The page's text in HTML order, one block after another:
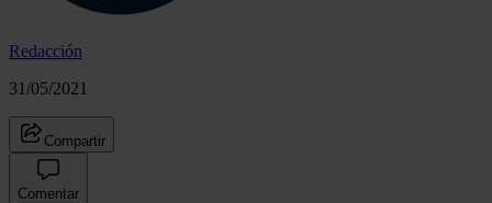
Redacción
31/05/2021
Compartir
Comentar